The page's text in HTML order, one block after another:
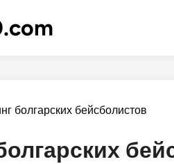
болгарских бейсболистов